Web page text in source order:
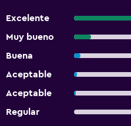
Excelente
Muy bueno
Buena
Aceptable
Aceptable
Regular